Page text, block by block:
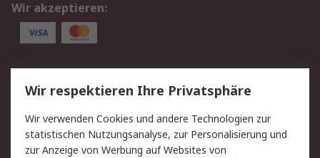
Wir akzeptieren:
Service
Value Added Services
Lieferlösungen
Rücksendungen
Kontakt
Hilfe
Privatkunden
Wir respektieren Ihre Privatsphäre
Wir verwenden Cookies und andere Technologien zur
statistischen Nutzungsanalyse, zur Personalisierung und
zur Anzeige von Werbung auf Websites von